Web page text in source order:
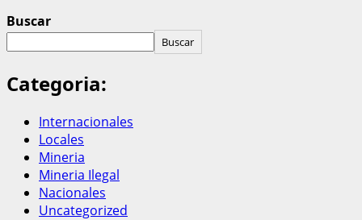
Buscar
Buscar
Categoria:
Internacionales
Locales
Mineria
Mineria Ilegal
Nacionales
Uncategorized